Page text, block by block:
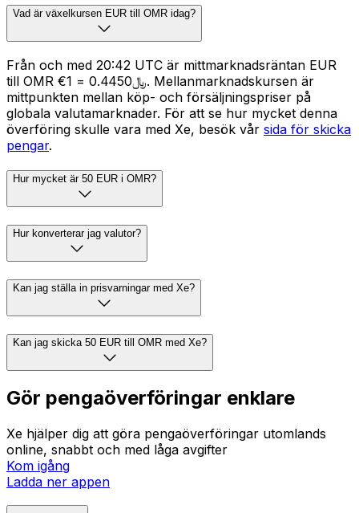
Vad är växelkursen EUR till OMR idag?
Från och med 20:42 UTC är mittmarknadsräntan EUR
till OMR €1 = ﷼0.4450. Mellanmarknadskursen är
mittpunkten mellan köp- och försäljningspriser på
globala valutamarknader. För att se hur mycket denna
överföring skulle vara med Xe, besök vår sida för skicka
pengar.
Hur mycket är 50 EUR i OMR?
Hur konverterar jag valutor?
Kan jag ställa in prisvarningar med Xe?
Kan jag skicka 50 EUR till OMR med Xe?
Gör pengaöverföringar enklare
Xe hjälper dig att göra pengaöverföringar utomlands
online, snabbt och med låga avgifter
Kom igång
Ladda ner appen